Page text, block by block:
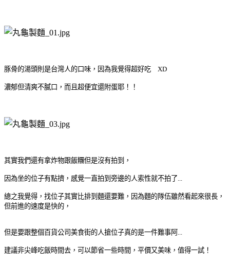
豚骨的湯頭則是台灣人的口味，因為我覺得超好吃 XD
濃郁但清爽不膩口，而且超便宜還附蛋耶！！
其實我們還有拿炸物跟飯糰但是沒有拍到，
因為坐的位子有點擠，感覺一直拍到旁邊的人索性就不拍了...
總之我覺得，找位子其實比排到麵還要難，因為麵的隊伍雖然看起來很長，
但前進的速度是快的，
但是要跟整個百貨公司美食街的人搶位子真的是一件難事阿...
建議非尖峰吃飯時間去，可以節省一些時間，平價又美味，值得一試！